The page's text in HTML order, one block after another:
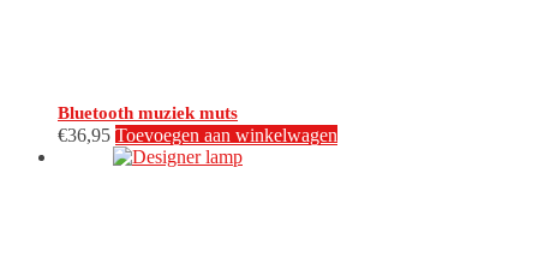
Bluetooth muziek muts
€36,95 Toevoegen aan winkelwagen